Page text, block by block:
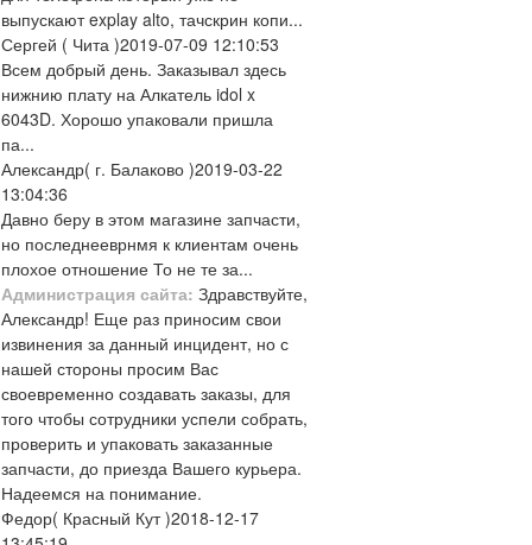
выпускают explay alto, тачскрин копи...
Сергей ( Чита )2019-07-09 12:10:53
Всем добрый день. Заказывал здесь
нижнию плату на Алкатель idol x
6043D. Хорошо упаковали пришла
па...
Александр( г. Балаково )2019-03-22
13:04:36
Давно беру в этом магазине запчасти,
но последнееврнмя к клиентам очень
плохое отношение То не те за...
Администрация сайта: Здравствуйте,
Александр! Еще раз приносим свои
извинения за данный инцидент, но с
нашей стороны просим Вас
своевременно создавать заказы, для
того чтобы сотрудники успели собрать,
проверить и упаковать заказанные
запчасти, до приезда Вашего курьера.
Надеемся на понимание.
Федор( Красный Кут )2018-12-17